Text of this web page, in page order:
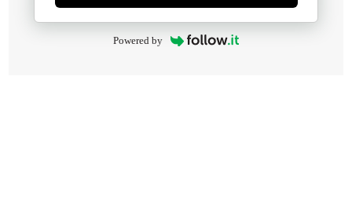
Powered by